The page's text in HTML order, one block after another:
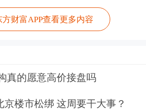
看好人工智能，包括算力
应用方面的发展。
技主题LOF，出海
亮眼业绩。投资于全球
片LOF近1年大涨228%。
方财富APP查看更多内容
真的愿意高价接盘吗
京楼市松绑 这周要干大事？